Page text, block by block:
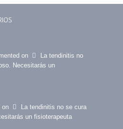
on
La tendinitis no
Necesitarás un
on
La tendinitis no se cura
un fisioterapeuta